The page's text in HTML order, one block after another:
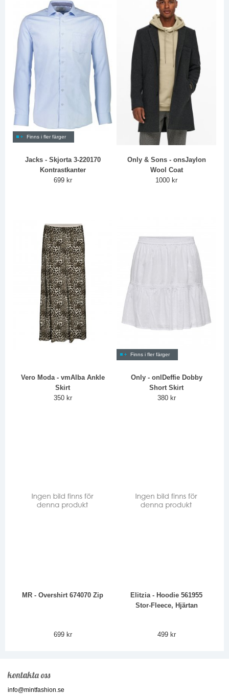
Finns i fler färger
Jacks - Skjorta 3-220170
Kontrastkanter
699 kr
Only & Sons - onsJaylon
Wool Coat
1000 kr
Vero Moda - vmAlba Ankle
Skirt
350 kr
Finns i fler färger
Only - onlDeffie Dobby
Short Skirt
380 kr
MR - Overshirt 674070 Zip
699 kr
Elitzia - Hoodie 561955
Stor-Fleece, Hjärtan
499 kr
kontakta oss
info@mintfashion.se